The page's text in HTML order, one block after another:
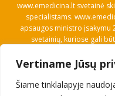
Vertiname Jūsų
Šiame tinklalapyje
www.emedicina.lt svetainė
specialistams.
apsaugos ministro įsakymu
svetainių, kuriose gali
savo profesinę kvalifikaciją.
pagalbos priemonių
priežiūros ar farmacijos